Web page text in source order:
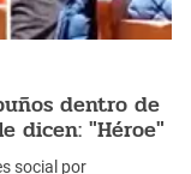
dentro de
dicen: "Héroe"
social por